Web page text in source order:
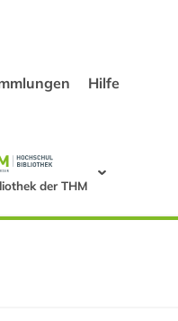
Hilfe
der THM